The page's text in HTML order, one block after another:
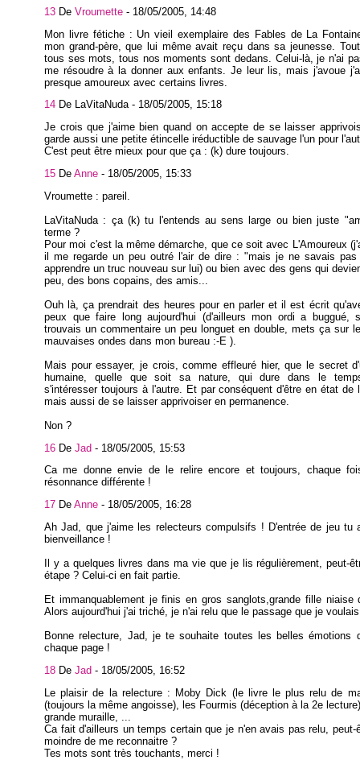
13 De Vroumette - 18/05/2005, 14:48
Mon livre fétiche : Un vieil exemplaire des Fables de La
mon grand-père, que lui même avait reçu dans sa jeunesse.
tous ses mots, tous nos moments sont dedans. Celui-là, je n'ai
me résoudre à la donner aux enfants. Je leur lis, mais j'avoue
presque amoureux avec certains livres.
14 De LaVitaNuda - 18/05/2005, 15:18
Je crois que j'aime bien quand on accepte de se laisser
garde aussi une petite étincelle iréductible de sauvage l'un pour
C'est peut être mieux pour que ça : (k) dure toujours.
15 De Anne - 18/05/2005, 15:33
Vroumette : pareil.
LaVitaNuda : ça (k) tu l'entends au sens large ou bien juste
terme ?
Pour moi c'est la même démarche, que ce soit avec L'Amoureux
il me regarde un peu outré l'air de dire : "mais je ne savais pas
apprendre un truc nouveau sur lui) ou bien avec des gens qui
peu, des bons copains, des amis...
Ouh là, ça prendrait des heures pour en parler et il est écrit
peux que faire long aujourd'hui (d'ailleurs mon ordi a buggué,
trouvais un commentaire un peu longuet en double, mets ça sur
mauvaises ondes dans mon bureau :-E ).
Mais pour essayer, je crois, comme effleuré hier, que le secret
humaine, quelle que soit sa nature, qui dure dans le
s'intéresser toujours à l'autre. Et par conséquent d'être en état de
mais aussi de se laisser apprivoiser en permanence.
Non ?
16 De Jad - 18/05/2005, 15:53
Ca me donne envie de le relire encore et toujours, chaque
résonnance différente !
17 De Anne - 18/05/2005, 16:28
Ah Jad, que j'aime les relecteurs compulsifs ! D'entrée de jeu tu
bienveillance !
Il y a quelques livres dans ma vie que je lis régulièrement, peut-
étape ? Celui-ci en fait partie.
Et immanquablement je finis en gros sanglots,grande fille niaise
Alors aujourd'hui j'ai triché, je n'ai relu que le passage que je
Bonne relecture, Jad, je te souhaite toutes les belles émotions
chaque page !
18 De Jad - 18/05/2005, 16:52
Le plaisir de la relecture : Moby Dick (le livre le plus relu de
(toujours la même angoisse), les Fourmis (déception à la 2e
grande muraille, ...
Ca fait d'ailleurs un temps certain que je n'en avais pas relu, peut-
moindre de me reconnaitre ?
Tes mots sont très touchants, merci !